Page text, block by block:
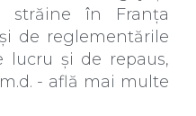
străine în Franța
de reglementările
lucru și de repaus,
- află mai multe